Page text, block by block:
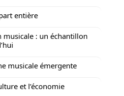
entière
: un échantillon
musicale émergente
et l’économie